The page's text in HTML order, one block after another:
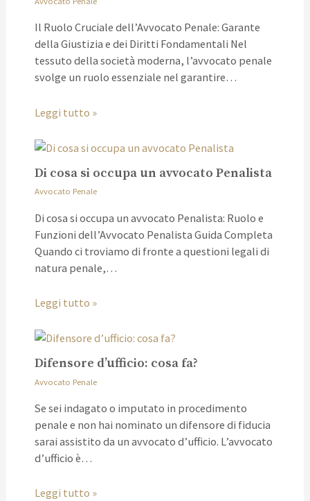
Il Ruolo Cruciale dell’Avvocato Penale: Garante
della Giustizia e dei Diritti Fondamentali Nel
tessuto della società moderna, l’avvocato penale
svolge un ruolo essenziale nel garantire…
Leggi tutto »
Di cosa si occupa un avvocato Penalista
Avvocato Penale
Di cosa si occupa un avvocato Penalista: Ruolo e
Funzioni dell’Avvocato Penalista Guida Completa
Quando ci troviamo di fronte a questioni legali di
natura penale,…
Leggi tutto »
Difensore d’ufficio: cosa fa?
Avvocato Penale
Se sei indagato o imputato in procedimento
penale e non hai nominato un difensore di fiducia
sarai assistito da un avvocato d’ufficio. L’avvocato
d’ufficio è…
Leggi tutto »